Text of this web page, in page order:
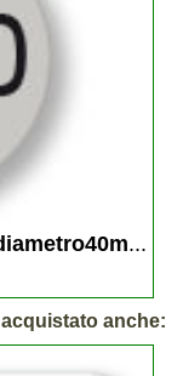
...
anche: